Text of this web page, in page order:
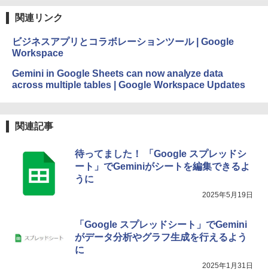
イ、色調調節ライト、最大8週間持続バッ
テリー、広告無し、ブラック (2025年発
New Amazon Kindle Scribe Colorsoft |
11インチカラーディスプレイ、64GBスト
レージ、ノート機能搭載、明るさ自動調
関連リンク
ビジネスアプリとコラボレーションツール | Google
Workspace
Gemini in Google Sheets can now analyze data
across multiple tables | Google Workspace Updates
関連記事
待ってました！ 「Google スプレッドシ
ート」でGeminiがシートを編集できるよ
うに
2025年5月19日
「Google スプレッドシート」でGemini
がデータ分析やグラフ生成を行えるよう
に
2025年1月31日